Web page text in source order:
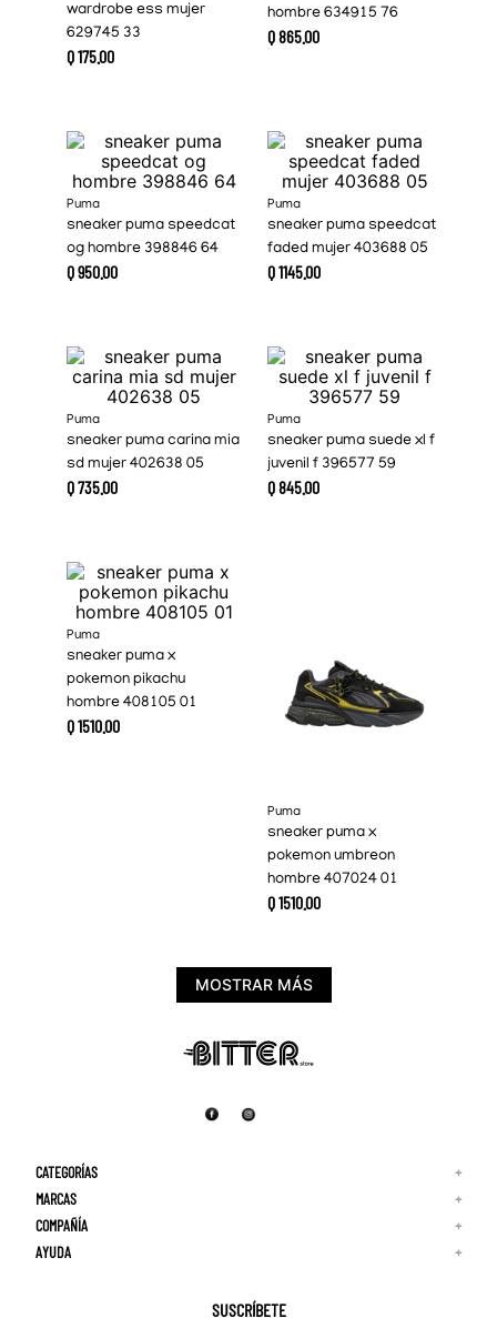
wardrobe ess mujer
629745 33
Q175.00
hombre 634915 76
Q865.00
Puma
sneaker puma speedcat
og hombre 398846 64
Q950.00
Puma
sneaker puma speedcat
faded mujer 403688 05
Q1145.00
Puma
sneaker puma carina mia
sd mujer 402638 05
Q735.00
Puma
sneaker puma suede xl f
juvenil f 396577 59
Q845.00
Puma
sneaker puma x
pokemon pikachu
hombre 408105 01
Q1510.00
Puma
sneaker puma x
pokemon umbreon
hombre 407024 01
Q1510.00
MOSTRAR MÁS
CATEGORÍAS +
MARCAS +
Adidas
Reebok
COMPAÑÍA +
Quiénes Somos
AYUDA +
SUSCRÍBETE